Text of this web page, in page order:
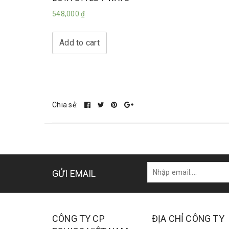
548,000 ₫
Add to cart
Chia sẻ:
GỬI EMAIL
CÔNG TY CP
ĐỊA CHỈ CÔNG TY